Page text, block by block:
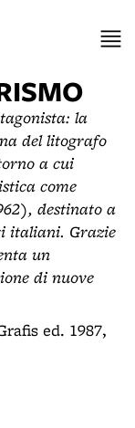
la
del litografo
a cui
come
destinato a
italiani. Grazie
un
di nuove
ed. 1987,